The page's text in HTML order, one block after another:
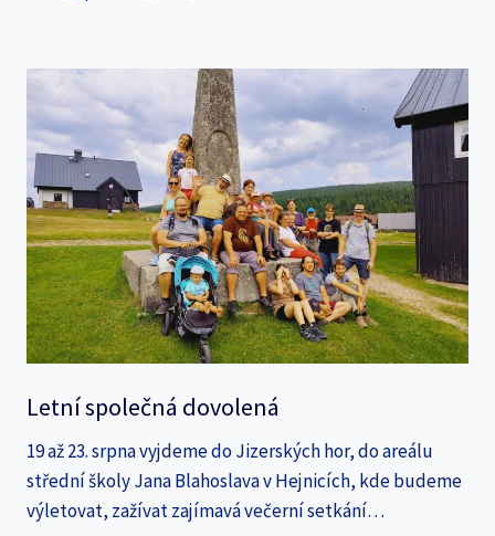
Letní společná dovolená
19 až 23. srpna vyjdeme do Jizerských hor, do areálu
střední školy Jana Blahoslava v Hejnicích, kde budeme
výletovat, zažívat zajímavá večerní setkání…